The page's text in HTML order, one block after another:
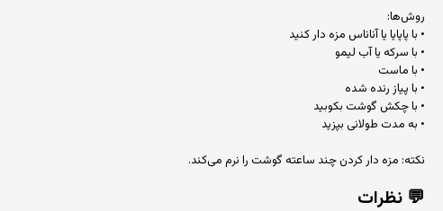
روش‌ها:
• با پاپایا یا آناناس مزه دار کنید
• با سرکه یا آب لیمو
• با ماست
• با پیاز رنده شده
• با چکش گوشت بکوبید
• به مدت طولانی بپزید
نکته: مزه دار کردن چند ساعته گوشت را نرم می‌کند.
💬 نظرات